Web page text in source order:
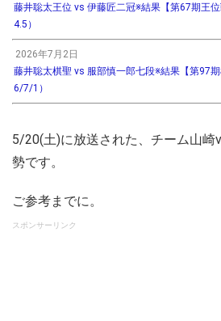
藤井聡太王位 vs 伊藤匠二冠※結果【第67期王
4.5）
2026年7月2日
藤井聡太棋聖 vs 服部慎一郎七段※結果【第97
6/7/1）
5/20(土)に放送された、チーム山崎
勢です。
ご参考までに。
スポンサーリンク